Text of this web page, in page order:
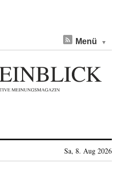
Menü
Sa, 8. Aug 2026